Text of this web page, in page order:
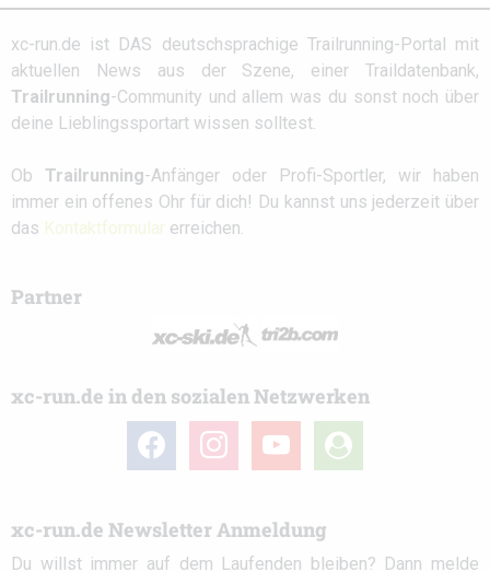
xc-run.de ist DAS deutschsprachige Trailrunning-Portal mit
aktuellen News aus der Szene, einer Traildatenbank,
Trailrunning-Community und allem was du sonst noch über
deine Lieblingssportart wissen solltest.
Ob Trailrunning-Anfänger oder Profi-Sportler, wir haben
immer ein offenes Ohr für dich! Du kannst uns jederzeit über
das Kontaktformular erreichen.
Partner
xc-run.de in den sozialen Netzwerken
facebook instagramyoutube
user-
circle
xc-run.de Newsletter Anmeldung
Du willst immer auf dem Laufenden bleiben? Dann melde